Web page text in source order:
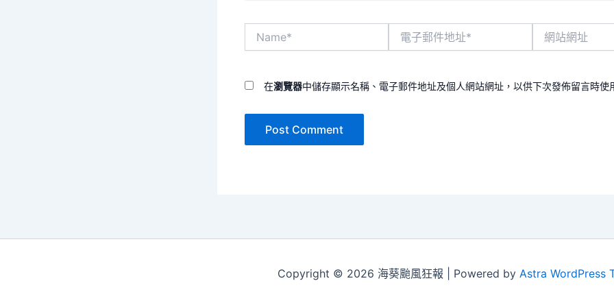
地
在瀏覽器中儲存顯示名稱、電子郵件地址及個人網站網址，以供下次發佈留言時使
Copyright © 2026 海葵颱風狂報 | Powered by Astra WordPress